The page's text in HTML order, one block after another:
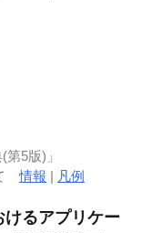
5版)」
て情報 | 凡例
るアプリケー